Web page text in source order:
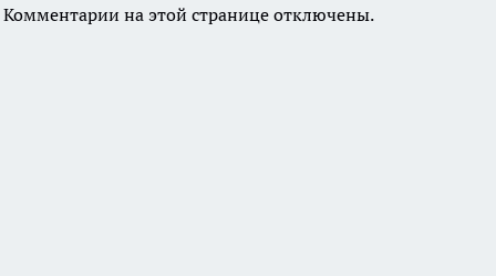
Комментарии на этой странице отключены.